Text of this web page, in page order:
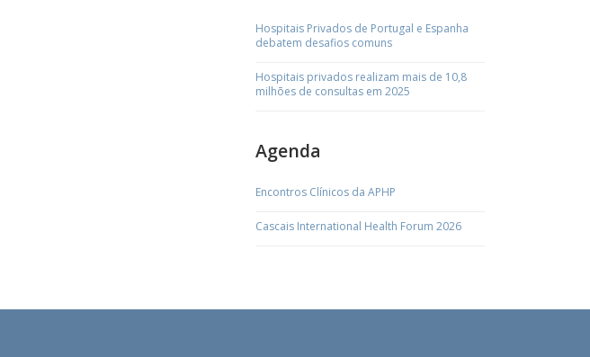
Hospitais Privados de Portugal e Espanha
debatem desafios comuns
Hospitais privados realizam mais de 10,8
milhões de consultas em 2025
Agenda
Encontros Clínicos da APHP
Cascais International Health Forum 2026